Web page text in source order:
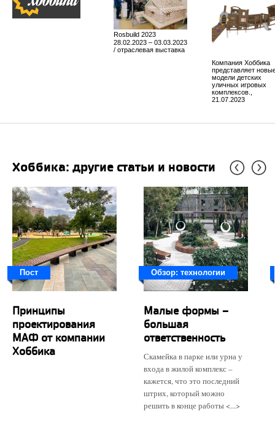
Rosbuild 2023
28.02.2023 – 03.03.2023
/ отраслевая выставка
Компания Хоббика
представляет
модели детских
уличных игровых
комплексов.,
21.07.2023
Хоббика: другие статьи и новости
Пост
Принципы
проектирования
МАФ от компании
Хоббика
Обзор: технологии
Малые формы –
большая
ответственность
Скамейка в парке или урна у
входа в жилой комплекс –
кажется, что это последний
штрих, который можно
решить в конце работы <...>